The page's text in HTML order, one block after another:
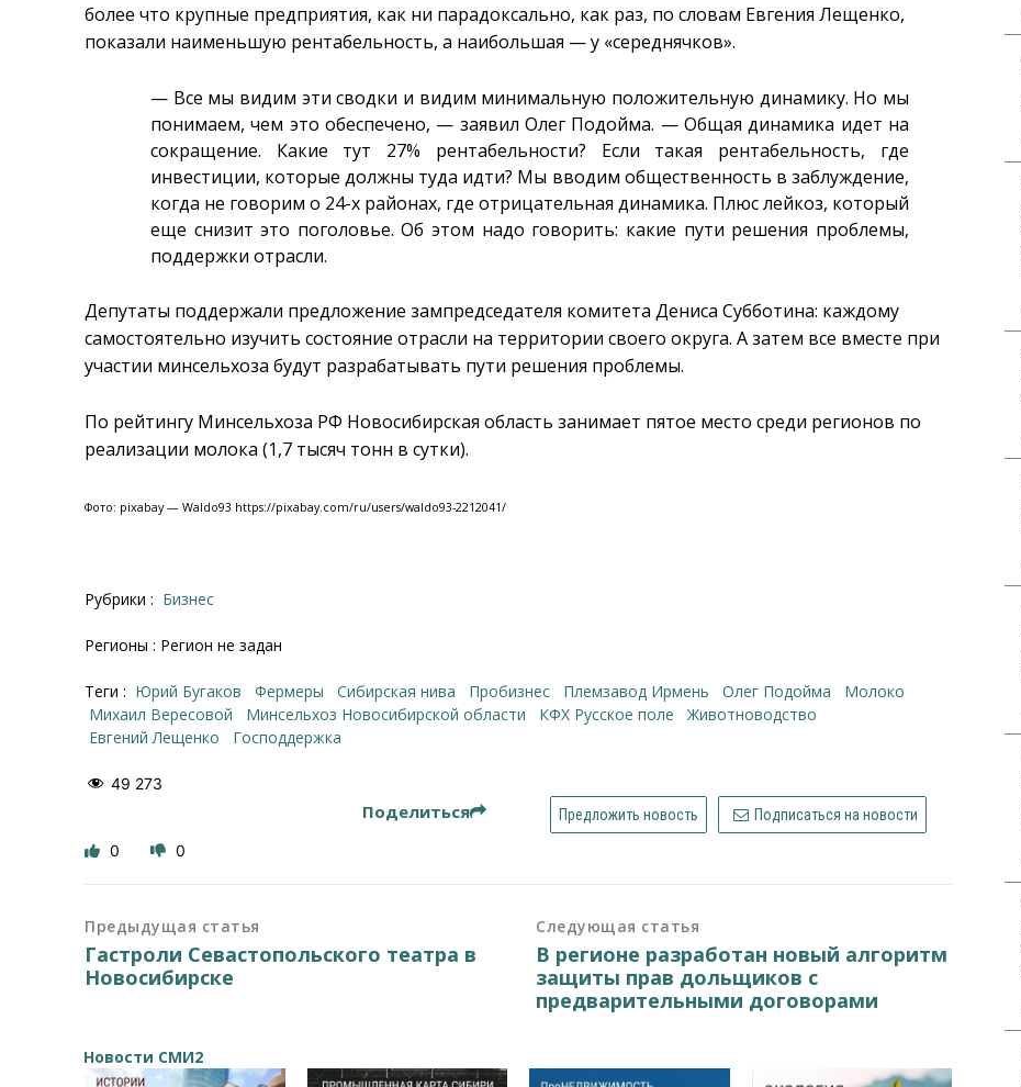
более что крупные предприятия, как ни парадоксально, как раз, по словам Евгения Лещенко,
показали наименьшую рентабельность, а наибольшая — у «середнячков».
— Все мы видим эти сводки и видим минимальную положительную динамику. Но мы
понимаем, чем это обеспечено, — заявил Олег Подойма. — Общая динамика идет на
сокращение. Какие тут 27% рентабельности? Если такая рентабельность, где
инвестиции, которые должны туда идти? Мы вводим общественность в заблуждение,
когда не говорим о 24-х районах, где отрицательная динамика. Плюс лейкоз, который
еще снизит это поголовье. Об этом надо говорить: какие пути решения проблемы,
поддержки отрасли.
Депутаты поддержали предложение зампредседателя комитета Дениса Субботина: каждому
самостоятельно изучить состояние отрасли на территории своего округа. А затем все вместе при
участии минсельхоза будут разрабатывать пути решения проблемы.
По рейтингу Минсельхоза РФ Новосибирская область занимает пятое место среди регионов по
реализации молока (1,7 тысяч тонн в сутки).
Фото: pixabay — Waldo93 https://pixabay.com/ru/users/waldo93-2212041/
Рубрики : Бизнес
Регионы : Регион не задан
Теги : Юрий Бугаков фермеры Сибирская нива пробизнес Племзавод Ирмень Олег Подойма
молоко
Михаил Вересовой
Минсельхоз Новосибирской области КФХ Русское поле
животноводство
Евгений Лещенко
господдержка
49 273
Поделиться Предложить новость Подписаться на новости
0 0
Предыдущая статья
Гастроли Севастопольского театра в
Новосибирске
Следующая статья
В регионе разработан новый алгоритм
защиты прав дольщиков с
предварительными договорами
Новости СМИ2